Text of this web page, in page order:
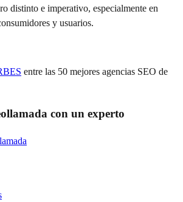
distinto e imperativo, especialmente en
y usuarios.
entre las 50 mejores agencias SEO de
con un experto